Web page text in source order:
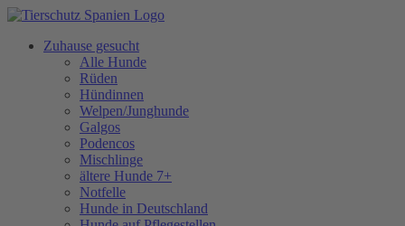
Zuhause gesucht
Alle Hunde
Rüden
Hündinnen
Welpen/Junghunde
Galgos
Podencos
Mischlinge
ältere Hunde 7+
Notfelle
Hunde in Deutschland